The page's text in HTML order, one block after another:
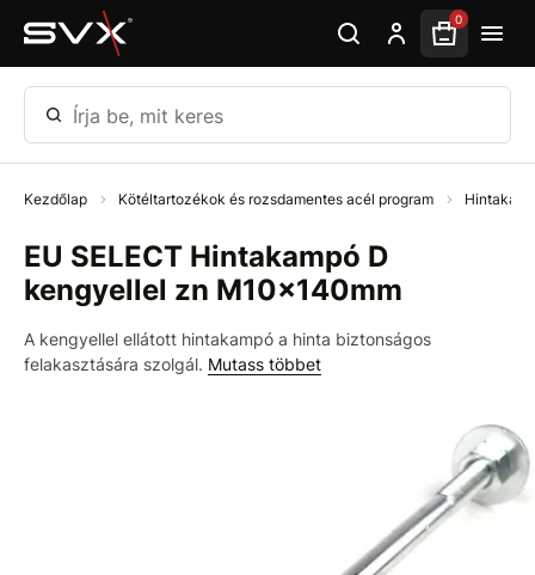
Ugrás az oldal fő részéhez 0
Írja be, mit keres
Kezdőlap Kötéltartozékok és rozsdamentes acél program
EU SELECT Hintakampó D
kengyellel zn M10x140mm
A kengyellel ellátott hintakampó a hinta biztonságos
felakasztására szolgál. Mutass többet